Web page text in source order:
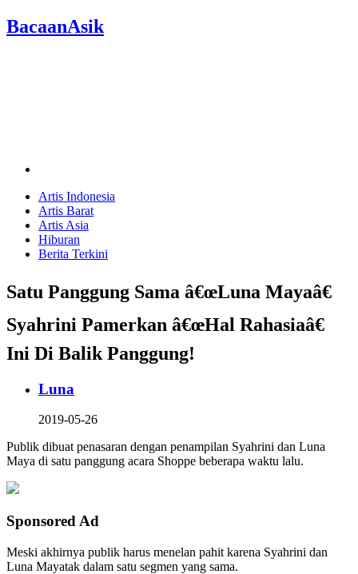
BacaanAsik
Artis Indonesia
Artis Barat
Artis Asia
Hiburan
Berita Terkini
Satu Panggung Sama â€œLuna Mayaâ€
Syahrini Pamerkan â€œHal Rahasiaâ€
Ini Di Balik Panggung!
Luna
2019-05-26
Publik dibuat penasaran dengan penampilan Syahrini dan Luna
Maya di satu panggung acara Shoppe beberapa waktu lalu.
Sponsored Ad
Meski akhirnya publik harus menelan pahit karena Syahrini dan
Luna Mayatak dalam satu segmen yang sama.